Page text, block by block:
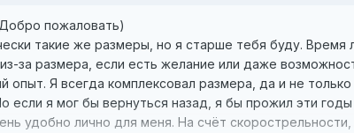
пожаловать)
такие же размеры, но я старше тебя буду. Время
за размера, если есть желание или даже
опыт. Я всегда комплексовал размера, да и не
если я мог бы вернуться назад, я бы прожил эти
удобно лично для меня. На счёт